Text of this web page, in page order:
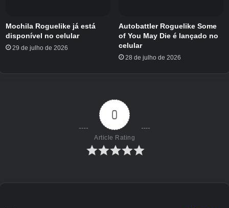
Mochila Roguelike já está
disponível no celular
29 de julho de 2026
Autobattler Roguelike Some
of You May Die é lançado no
celular
28 de julho de 2026
0
Article Rating